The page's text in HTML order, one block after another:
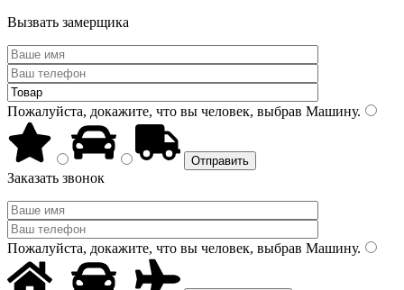
Вызвать замерщика
Пожалуйста, докажите, что вы человек, выбрав Машину.
Заказать звонок
Пожалуйста, докажите, что вы человек, выбрав Машину.